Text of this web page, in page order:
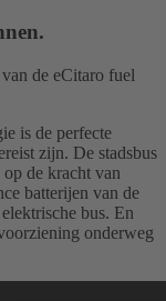
de eCitaro fuel
is de perfecte
zijn. De stadsbus
de kracht van
batterijen van de
bus. En
onderweg